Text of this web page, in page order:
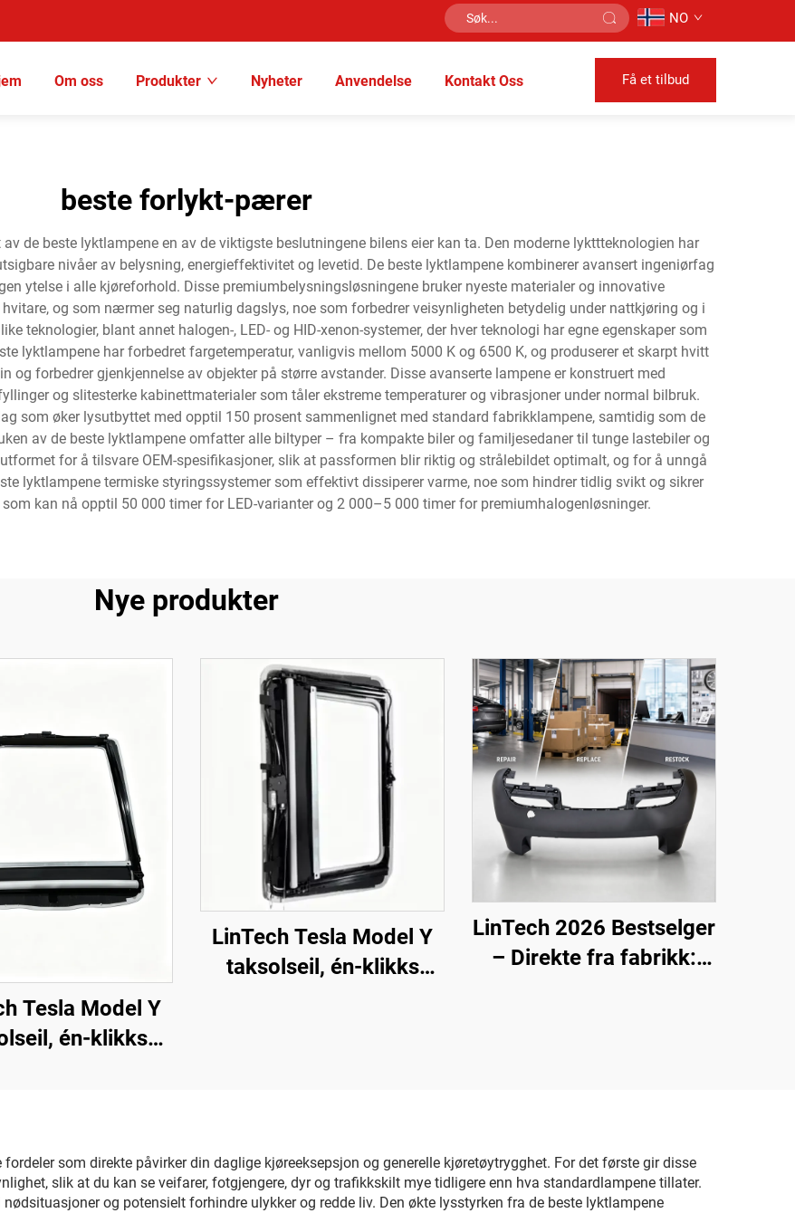
NO
Om oss Produkter Nyheter Anvendelse Kontakt Oss Få et tilbud
beste forlykt-pærer
de beste lyktlampene en av de viktigste beslutningene bilens eier kan ta. Den moderne lykttteknologien har
nivåer av belysning, energieffektivitet og levetid. De beste lyktlampene kombinerer avansert ingeniørfag
ytelse i alle kjøreforhold. Disse premiumbelysningsløsningene bruker nyeste materialer og innovative
og som nærmer seg naturlig dagslys, noe som forbedrer veisynligheten betydelig under nattkjøring og i
teknologier, blant annet halogen-, LED- og HID-xenon-systemer, der hver teknologi har egne egenskaper som
lyktlampene har forbedret fargetemperatur, vanligvis mellom 5000 K og 6500 K, og produserer et skarpt hvitt
og forbedrer gjenkjennelse av objekter på større avstander. Disse avanserte lampene er konstruert med
og slitesterke kabinettmaterialer som tåler ekstreme temperaturer og vibrasjoner under normal bilbruk.
som øker lysutbyttet med opptil 150 prosent sammenlignet med standard fabrikklampene, samtidig som de
av de beste lyktlampene omfatter alle biltyper – fra kompakte biler og familjesedaner til tunge lastebiler og
for å tilsvare OEM-spesifikasjoner, slik at passformen blir riktig og strålebildet optimalt, og for å unngå
lyktlampene termiske styringssystemer som effektivt dissiperer varme, noe som hindrer tidlig svikt og sikrer
kan nå opptil 50 000 timer for LED-varianter og 2 000–5 000 timer for premiumhalogenløsninger.
Nye produkter
Tesla Model Y
én-klikks
LinTech Tesla Model Y
taksolseil, én-klikks
LinTech 2026 Bestselger
– Direkte fra fabrikk:
som direkte påvirker din daglige kjøreeksepsjon og generelle kjøretøytrygghet. For det første gir disse
slik at du kan se veifarer, fotgjengere, dyr og trafikkskilt mye tidligere enn hva standardlampene tillater.
og potensielt forhindre ulykker og redde liv. Den økte lysstyrken fra de beste lyktlampene